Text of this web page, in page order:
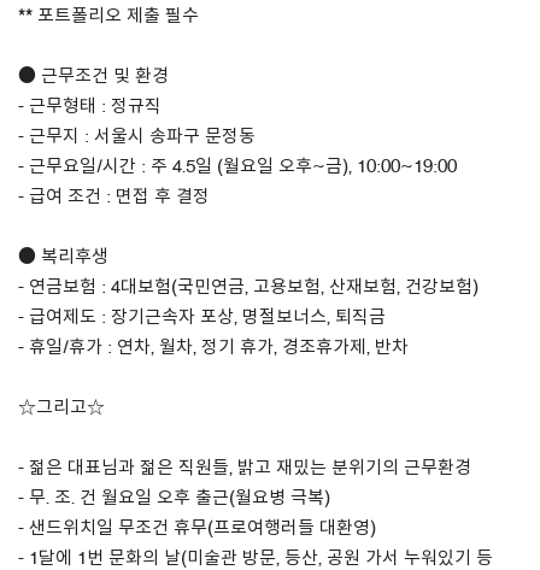
** 포트폴리오 제출 필수
● 근무조건 및 환경
- 근무형태 : 정규직
- 근무지 : 서울시 송파구 문정동
- 근무요일/시간 : 주 4.5일 (월요일 오후~금), 10:00~19:00
- 급여 조건 : 면접 후 결정
● 복리후생
- 연금보험 : 4대보험(국민연금, 고용보험, 산재보험, 건강보험)
- 급여제도 : 장기근속자 포상, 명절보너스, 퇴직금
- 휴일/휴가 : 연차, 월차, 정기 휴가, 경조휴가제, 반차
☆그리고☆
- 젊은 대표님과 젊은 직원들, 밝고 재밌는 분위기의 근무환경
- 무. 조. 건 월요일 오후 출근(월요병 극복)
- 샌드위치일 무조건 휴무(프로여행러들 대환영)
- 1달에 1번 문화의 날(미술관 방문, 등산, 공원 가서 누워있기 등